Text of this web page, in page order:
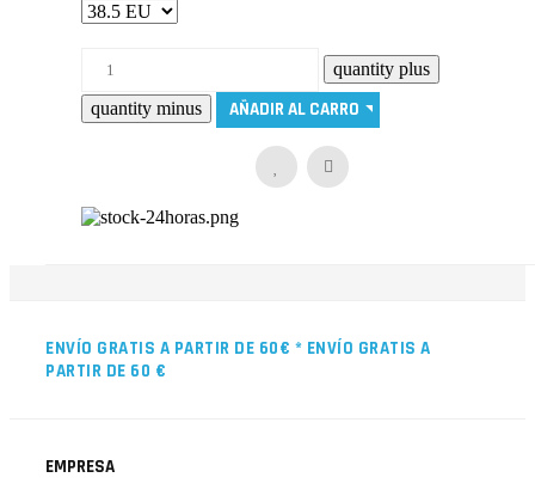
ENVÍO GRATIS A PARTIR DE 60€ * ENVÍO GRATIS A
PARTIR DE 60 €
EMPRESA